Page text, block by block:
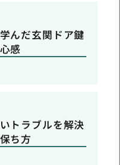
んだ玄関ドア鍵
感
トラブルを解決
ち方